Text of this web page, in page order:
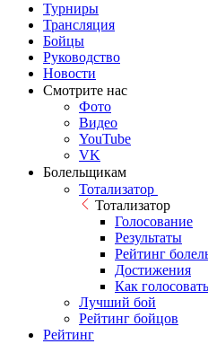
Турниры
Трансляция
Бойцы
Руководство
Новости
Смотрите нас
Фото
Видео
YouTube
VK
Болельщикам
Тотализатор
Тотализатор
Голосование
Результаты
Рейтинг
Достижения
Как
Лучший бой
Рейтинг бойцов
Рейтинг